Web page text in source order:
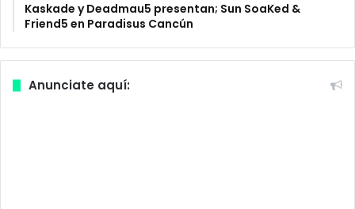
Kaskade y Deadmau5 presentan; Sun SoaKed &
Friend5 en Paradisus Cancún
Anunciate aquí: